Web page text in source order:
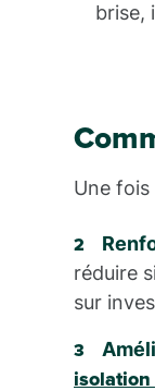
brise,
Une fois
réduire
sur
isolation